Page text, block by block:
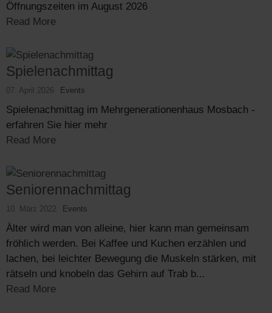
Öffnungszeiten im August 2026
Read More
Spielenachmittag
07. April 2026 Events
Spielenachmittag im Mehrgenerationenhaus Mosbach -
erfahren Sie hier mehr
Read More
Seniorennachmittag
10. März 2022 Events
Älter wird man von alleine, hier kann man gemeinsam
fröhlich werden. Bei Kaffee und Kuchen erzählen und
lachen, bei leichter Bewegung die Muskeln stärken, mit
rätseln und knobeln das Gehirn auf Trab b...
Read More